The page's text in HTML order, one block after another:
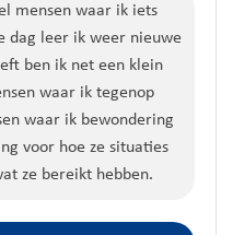
mensen waar ik iets
dag leer ik weer nieuwe
ben ik net een klein
waar ik tegenop
waar ik bewondering
voor hoe ze situaties
ze bereikt hebben.